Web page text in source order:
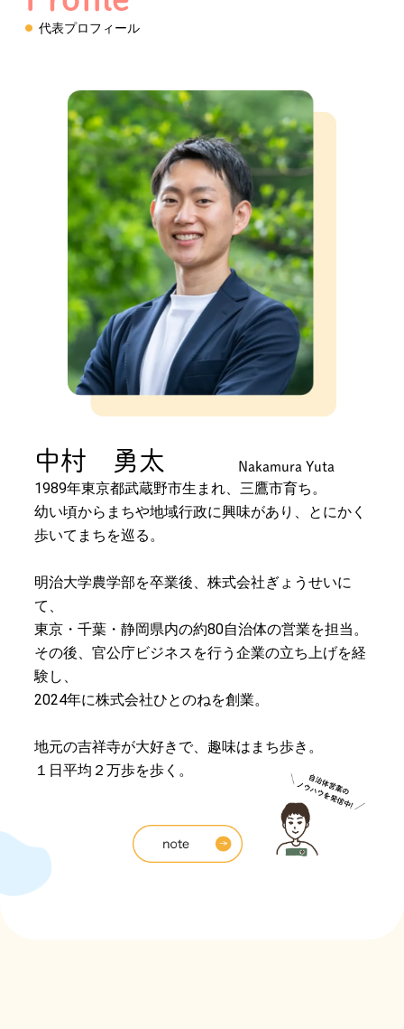
代表プロフィール
中村 勇太 Nakamura Yuta
1989年東京都武蔵野市生まれ、三鷹市育ち。
幼い頃からまちや地域行政に興味があり、とにかく
歩いてまちを巡る。
明治大学農学部を卒業後、株式会社ぎょうせいに
て、
東京・千葉・静岡県内の約80自治体の営業を担当。
その後、官公庁ビジネスを行う企業の立ち上げを経
験し、
2024年に株式会社ひとのねを創業。
地元の吉祥寺が大好きで、趣味はまち歩き。
１日平均２万歩を歩く。